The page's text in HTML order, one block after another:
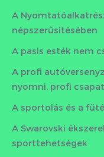
A
népszerűsítésében
A pasis esték nem
A profi
nyomni, profi
A sportolás és a
A Swarovski
sporttehetségek